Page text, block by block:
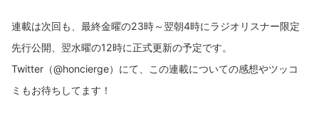
連載は次回も、最終金曜の23時～翌朝4時にラジオリスナー限定
先行公開、翌水曜の12時に正式更新の予定です。
Twitter（@honcierge）にて、この連載についての感想やツッコ
ミもお待ちしてます！